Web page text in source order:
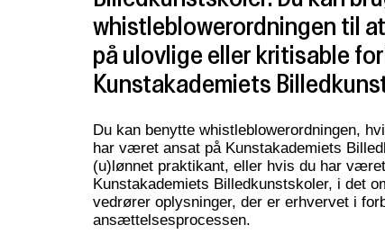
whistleblowerordningen til
på ulovlige eller kritisable
Kunstakademiets
Du kan benytte whistleblowerordningen,
har været ansat på Kunstakademiets
(u)lønnet praktikant, eller hvis du har
Kunstakademiets Billedkunstskoler, i det
vedrører oplysninger, der er erhvervet i
ansættelsesprocessen.